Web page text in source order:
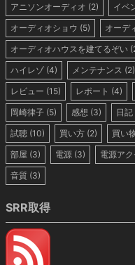
アニソンオーディオ (2) イベ
オーディオショウ (5) オーデ
オーディオハウスを建てるぞい
ハイレゾ (4) メンテナンス (2)
レビュー (15) レポート (4)
岡崎律子 (5) 感想 (3) 日記
試聴 (10) 買い方 (2) 買い
部屋 (3) 電源 (3) 電源ア
音質 (3)
SRR取得